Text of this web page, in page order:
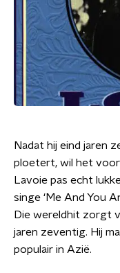
Nadat hij eind jaren
ploetert, wil het
Lavoie pas echt
singe ‘Me And You
Die wereldhit zorgt
jaren zeventig. Hij
populair in Azië.